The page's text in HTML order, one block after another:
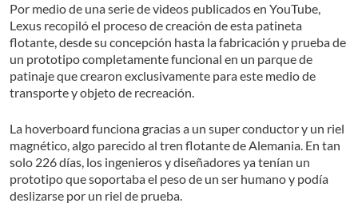
Por medio de una serie de videos publicados en YouTube,
Lexus recopiló el proceso de creación de esta patineta
flotante, desde su concepción hasta la fabricación y prueba de
un prototipo completamente funcional en un parque de
patinaje que crearon exclusivamente para este medio de
transporte y objeto de recreación.
La hoverboard funciona gracias a un super conductor y un riel
magnético, algo parecido al tren flotante de Alemania. En tan
solo 226 días, los ingenieros y diseñadores ya tenían un
prototipo que soportaba el peso de un ser humano y podía
deslizarse por un riel de prueba.